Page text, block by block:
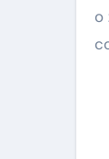
o